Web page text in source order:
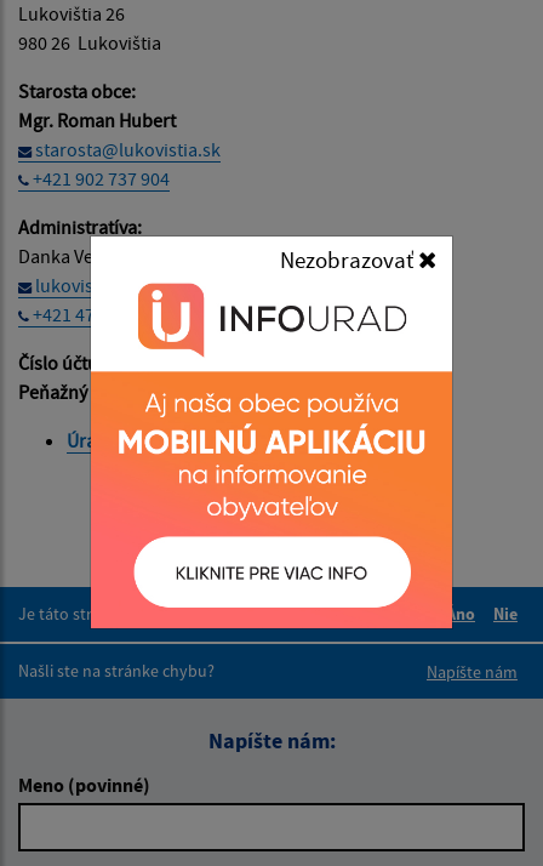
Nezobrazovať
Lukovištia 26
980 26 Lukovištia
Starosta obce:
Mgr. Roman Hubert
starosta@lukovistia.sk
+421 902 737 904
Administratíva:
Danka Vetráková
lukovistia@lukovistia.sk
+421 47 569 01 01
Číslo účtu:
SK02 5600 0000 0020 0085 3002
Peňažný ústav:
Prima banka Slovensko, a.s.
Úradné hodiny
Je táto stránka užitočná?
Áno
Nie
Našli ste na stránke chybu?
Napíšte nám
Napíšte nám:
Meno (povinné)